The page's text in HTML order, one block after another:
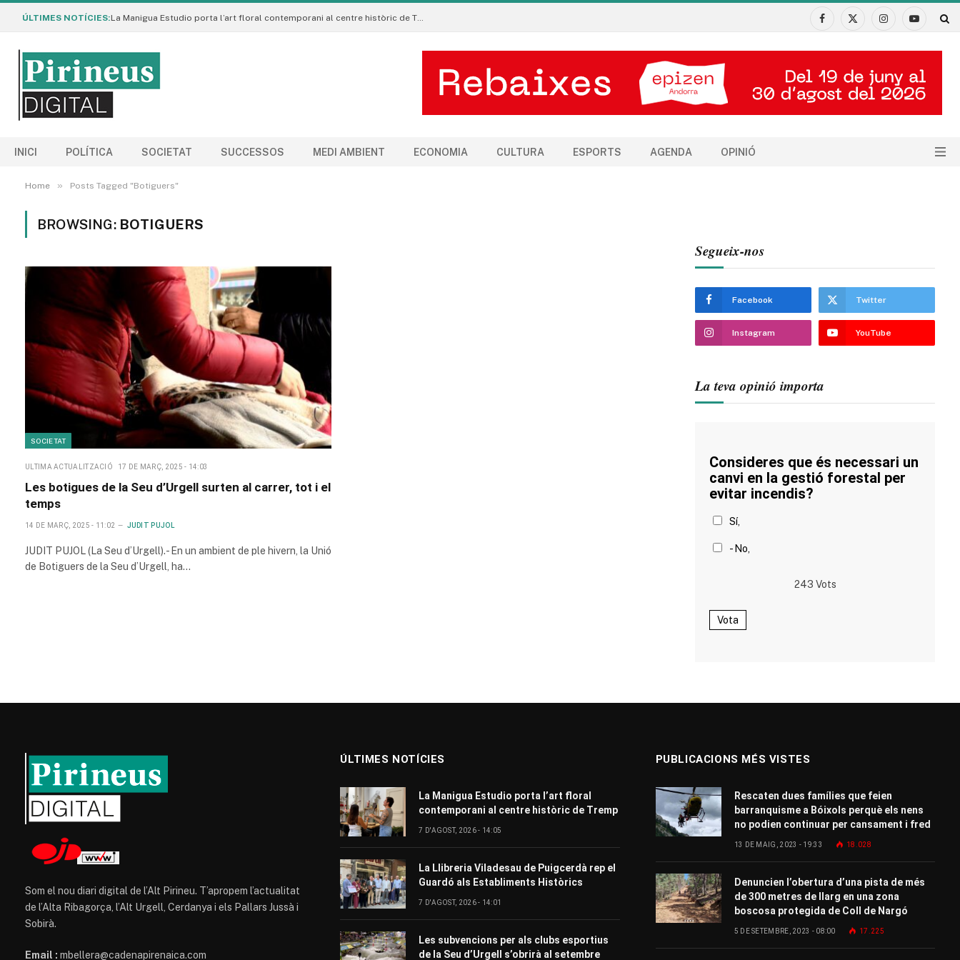
ÚLTIMES NOTÍCIES: La Manigua Estudio porta l’art floral contemporani al centre històric de Tremp
Facebook
X
InstagramYouTube
INICI POLÍTICA SOCIETAT SUCCESSOS MEDI AMBIENT ECONOMIA CULTURA ESPORTS AGENDA OPINIÓ
Home » Posts Tagged "Botiguers"
BROWSING: BOTIGUERS
SOCIETAT
ULTIMA ACTUALITZACIÓ 17 DE MARÇ, 2025 - 14:03
Les botigues de la Seu d’Urgell surten al carrer, tot i el
temps
14 DE MARÇ, 2025 - 11:02 JUDIT PUJOL
JUDIT PUJOL (La Seu d’Urgell).- En un ambient de ple hivern, la Unió
de Botiguers de la Seu d’Urgell, ha…
Segueix-nos
Facebook Twitter
Instagram YouTube
La teva opinió importa
Consideres que és necessari un
canvi en la gestió forestal per
evitar incendis?
Sí,
- No,
243 Vots
Vota
Som el nou diari digital de l’Alt Pirineu. T’apropem l’actualitat
de l’Alta Ribagorça, l’Alt Urgell, Cerdanya i els Pallars Jussà i
Sobirà.
Email : mbellera@cadenapirenaica.com
ÚLTIMES NOTÍCIES
La Manigua Estudio porta l’art floral
contemporani al centre històric de Tremp
7 D'AGOST, 2026 - 14:05
La Llibreria Viladesau de Puigcerdà rep el
Guardó als Establiments Històrics
7 D'AGOST, 2026 - 14:01
Les subvencions per als clubs esportius
de la Seu d’Urgell s’obrirà al setembre
PUBLICACIONS MÉS VISTES
Rescaten dues famílies que feien
barranquisme a Bóixols perquè els nens
no podien continuar per cansament i fred
13 DE MAIG, 2023 - 19:33 18.028
Denuncien l’obertura d’una pista de més
de 300 metres de llarg en una zona
boscosa protegida de Coll de Nargó
5 DE SETEMBRE, 2023 - 08:00 17.225